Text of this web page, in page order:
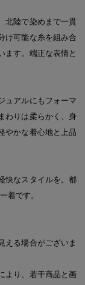
北陸で染めまで一貫
け可能な糸を組み合
ます。端正な表情と
ュアルにもフォーマ
わりは柔らかく、身
やかな着心地と上品
快なスタイルを。都
着です。
える場合がございま
より、若干商品と画